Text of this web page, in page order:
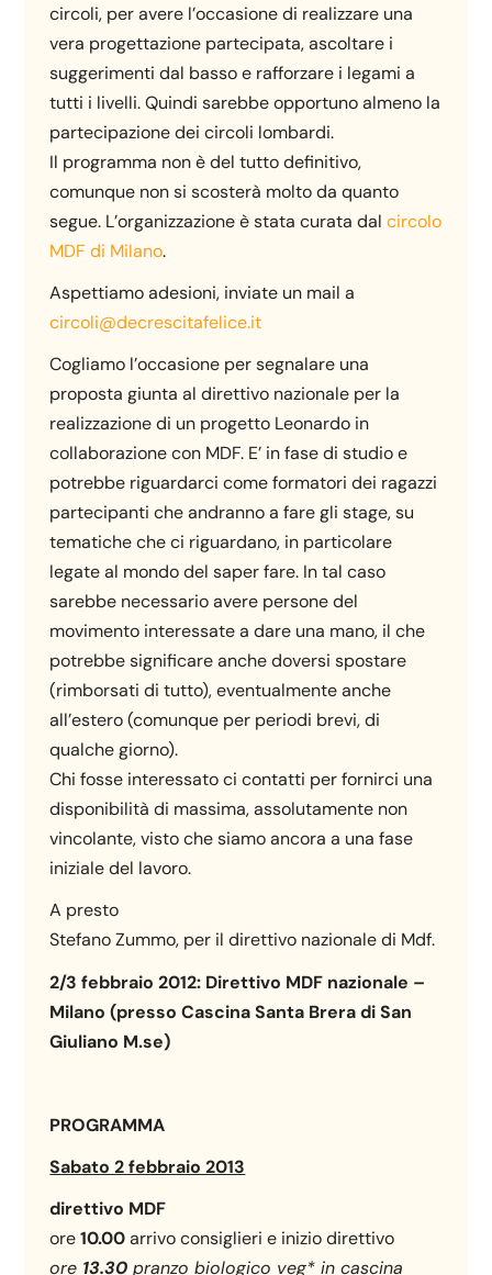
circoli, per avere l’occasione di realizzare una
vera progettazione partecipata, ascoltare i
suggerimenti dal basso e rafforzare i legami a
tutti i livelli. Quindi sarebbe opportuno almeno la
partecipazione dei circoli lombardi.
Il programma non è del tutto definitivo,
comunque non si scosterà molto da quanto
segue. L’organizzazione è stata curata dalcircolo
MDF di Milano.
Aspettiamo adesioni, inviate un mail a
circoli@decrescitafelice.it
Cogliamo l’occasione per segnalare una
proposta giunta al direttivo nazionale per la
realizzazione di un progetto Leonardo in
collaborazione con MDF. E’ in fase di studio e
potrebbe riguardarci come formatori dei ragazzi
partecipanti che andranno a fare gli stage, su
tematiche che ci riguardano, in particolare
legate al mondo del saper fare. In tal caso
sarebbe necessario avere persone del
movimento interessate a dare una mano, il che
potrebbe significare anche doversi spostare
(rimborsati di tutto), eventualmente anche
all’estero (comunque per periodi brevi, di
qualche giorno).
Chi fosse interessato ci contatti per fornirci una
disponibilità di massima, assolutamente non
vincolante, visto che siamo ancora a una fase
iniziale del lavoro.
A presto
Stefano Zummo, per il direttivo nazionale di Mdf.
2/3 febbraio 2012: Direttivo MDF nazionale –
Milano (presso Cascina Santa Brera di San
Giuliano M.se)
PROGRAMMA
Sabato 2 febbraio 2013
direttivo MDF
ore10.00arrivo consiglieri e inizio direttivo
ore 13.30 pranzo biologico veg* in cascina